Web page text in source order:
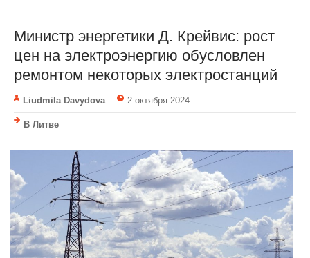
Министр энергетики Д. Крейвис: рост
цен на электроэнергию обусловлен
ремонтом некоторых электростанций
Liudmila Davydova 2 октября 2024
В Литве